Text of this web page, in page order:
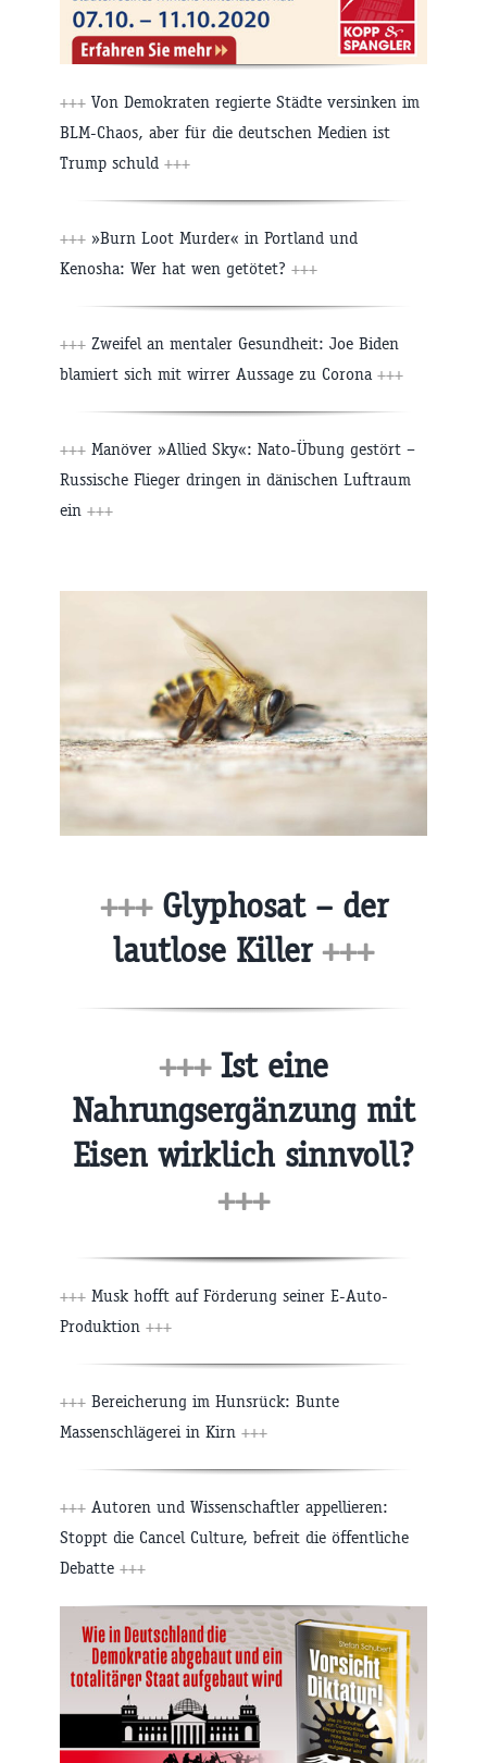
+++ Von Demokraten regierte Städte versinken im
BLM-Chaos, aber für die deutschen Medien ist
Trump schuld +++
+++ »Burn Loot Murder« in Portland und
Kenosha: Wer hat wen getötet? +++
+++ Zweifel an mentaler Gesundheit: Joe Biden
blamiert sich mit wirrer Aussage zu Corona +++
+++ Manöver »Allied Sky«: Nato-Übung gestört –
Russische Flieger dringen in dänischen Luftraum
ein +++
+++Glyphosat – der
lautlose Killer+++
+++Ist eine
Nahrungsergänzung mit
Eisen wirklich sinnvoll?
+++
+++ Musk hofft auf Förderung seiner E-Auto-
Produktion +++
+++ Bereicherung im Hunsrück: Bunte
Massenschlägerei in Kirn +++
+++ Autoren und Wissenschaftler appellieren:
Stoppt die Cancel Culture, befreit die öffentliche
Debatte +++